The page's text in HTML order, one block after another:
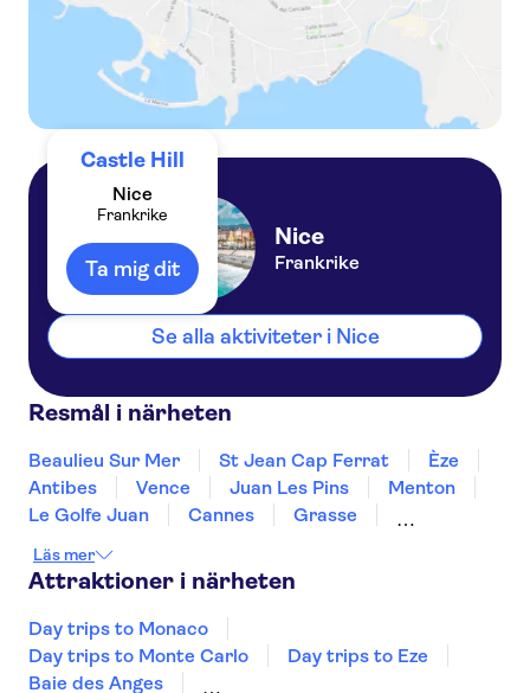
Castle Hill
Nice
Frankrike
Ta mig dit
Nice
Frankrike
Se alla aktiviteter i Nice
Resmål i närheten
Beaulieu Sur Mer St Jean Cap Ferrat
Èze
Antibes
Vence Juan Les Pins
Menton
Le Golfe Juan
Cannes
Grasse
Draguignan
St. Tropez
Läs mer
Attraktioner i närheten
Day trips to Monaco
Day trips to Monte Carlo
Day trips to Eze
Baie des Anges